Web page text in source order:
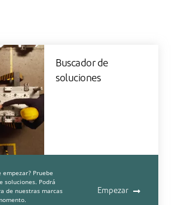
Buscador de
soluciones
empezar? Pruebe
soluciones. Podrá
de nuestras marcas
Empezar